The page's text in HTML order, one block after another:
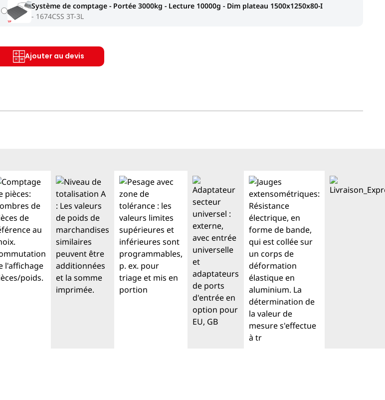
Système de comptage - Portée 3000kg - Lecture 10000g - Dim plateau 1500x1250x80-I
1674CSS 3T-3L
Ajouter au devis